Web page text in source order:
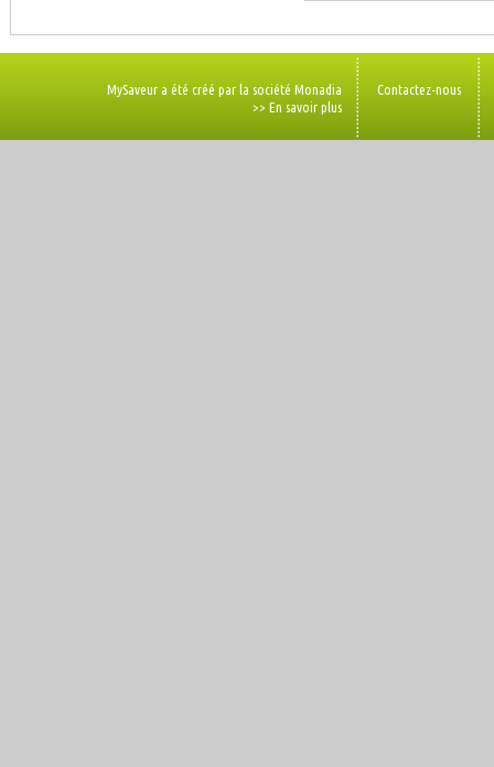
MySaveur a été créé par la société Monadia
>> En savoir plus
Contactez-nous